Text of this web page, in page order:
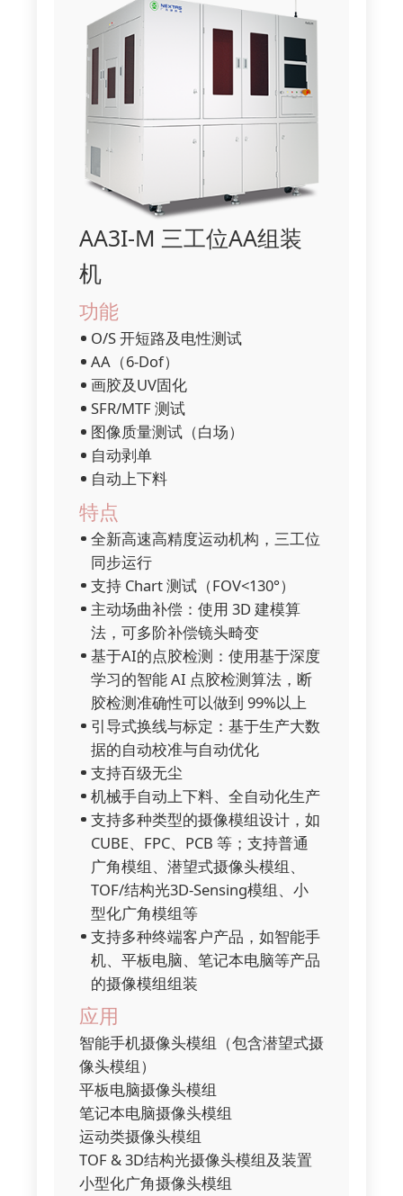
AA3I-M 三工位AA组装
机
功能
O/S 开短路及电性测试
AA（6-Dof）
画胶及UV固化
SFR/MTF 测试
图像质量测试（白场）
自动剥单
自动上下料
特点
全新高速高精度运动机构，三工位
同步运行
支持 Chart 测试（FOV<130°）
主动场曲补偿：使用 3D 建模算
法，可多阶补偿镜头畸变
基于AI的点胶检测：使用基于深度
学习的智能 AI 点胶检测算法，断
胶检测准确性可以做到 99%以上
引导式换线与标定：基于生产大数
据的自动校准与自动优化
支持百级无尘
机械手自动上下料、全自动化生产
支持多种类型的摄像模组设计，如
CUBE、FPC、PCB 等；支持普通
广角模组、潜望式摄像头模组、
TOF/结构光3D-Sensing模组、小
型化广角模组等
支持多种终端客户产品，如智能手
机、平板电脑、笔记本电脑等产品
的摄像模组组装
应用
智能手机摄像头模组（包含潜望式摄
像头模组）
平板电脑摄像头模组
笔记本电脑摄像头模组
运动类摄像头模组
TOF & 3D结构光摄像头模组及装置
小型化广角摄像头模组